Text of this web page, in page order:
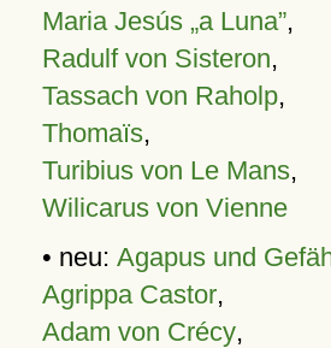
Maria Jesús „a Luna”,
Radulf von Sisteron,
Tassach von Raholp,
Thomaïs,
Turibius von Le Mans,
Wilicarus von Vienne
• neu: Agapus und
Agrippa Castor,
Adam von Crécy,